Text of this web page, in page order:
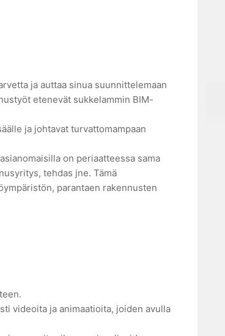
ja auttaa sinua suunnittelemaan
etenevät sukkelammin BIM-
ja johtavat turvattomampaan
on periaatteessa sama
tehdas jne. Tämä
parantaen rakennusten
videoita ja animaatioita, joiden avulla